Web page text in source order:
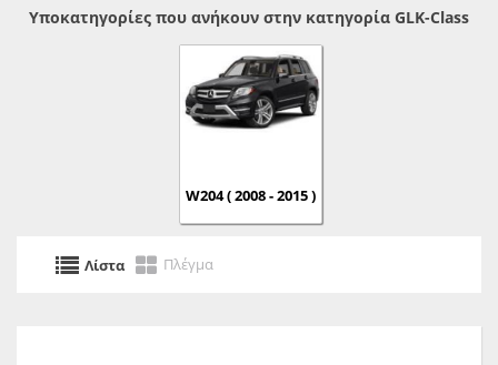
Υποκατηγορίες που ανήκουν στην κατηγορία GLK-Class
W204 ( 2008 - 2015 )
Λίστα Πλέγμα